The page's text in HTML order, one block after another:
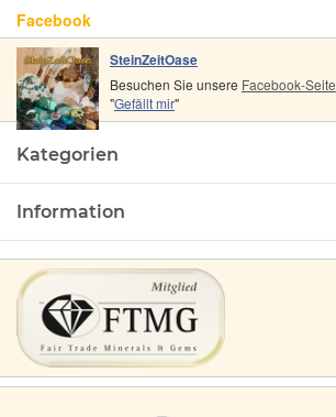
Facebook
SteinZeitOase
Besuchen Sie unsere Facebook-Seite
"Gefällt mir"
Kategorien
Information